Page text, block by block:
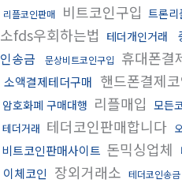
리플코인판매 비트코인구입 트론리
소fds우회하는법 테더개인거래
인송금
문상비트코인구입 휴대폰결
소액결제테더구매 핸드폰결제
암호화폐 구매대행 리플매입 모든
테더거래 테더코인판매합니다
비트코인판매사이트 돈믹싱업체
이체코인 장외거래소 테더코인송금